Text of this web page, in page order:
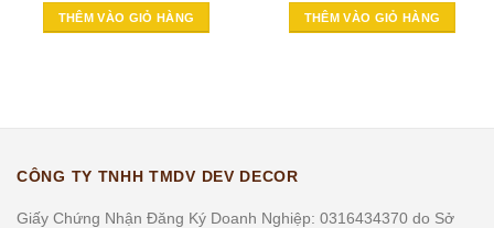
THÊM VÀO GIỎ HÀNG THÊM VÀO GIỎ HÀNG
CÔNG TY TNHH TMDV DEV DECOR
Giấy Chứng Nhận Đăng Ký Doanh Nghiệp: 0316434370 do Sở